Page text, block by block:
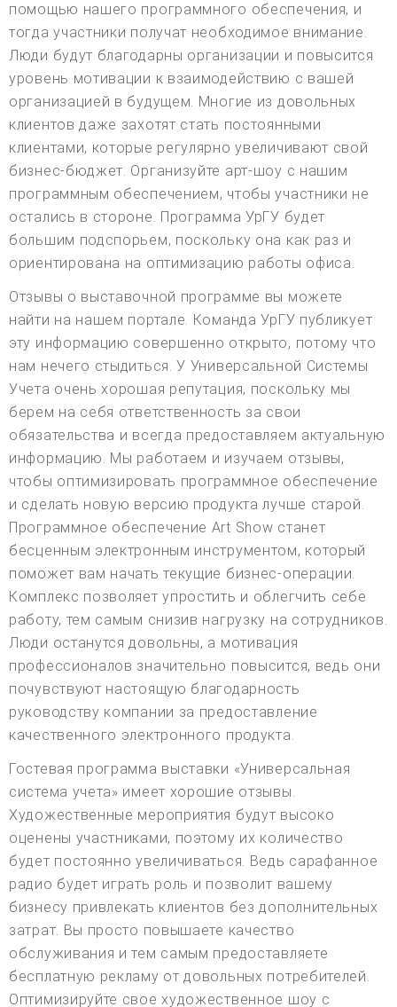
помощью нашего программного обеспечения, и
тогда участники получат необходимое внимание.
Люди будут благодарны организации и повысится
уровень мотивации к взаимодействию с вашей
организацией в будущем. Многие из довольных
клиентов даже захотят стать постоянными
клиентами, которые регулярно увеличивают свой
бизнес-бюджет. Организуйте арт-шоу с нашим
программным обеспечением, чтобы участники не
остались в стороне. Программа УрГУ будет
большим подспорьем, поскольку она как раз и
ориентирована на оптимизацию работы офиса.
Отзывы о выставочной программе вы можете
найти на нашем портале. Команда УрГУ публикует
эту информацию совершенно открыто, потому что
нам нечего стыдиться. У Универсальной Системы
Учета очень хорошая репутация, поскольку мы
берем на себя ответственность за свои
обязательства и всегда предоставляем актуальную
информацию. Мы работаем и изучаем отзывы,
чтобы оптимизировать программное обеспечение
и сделать новую версию продукта лучше старой.
Программное обеспечение Art Show станет
бесценным электронным инструментом, который
поможет вам начать текущие бизнес-операции.
Комплекс позволяет упростить и облегчить себе
работу, тем самым снизив нагрузку на сотрудников.
Люди останутся довольны, а мотивация
профессионалов значительно повысится, ведь они
почувствуют настоящую благодарность
руководству компании за предоставление
качественного электронного продукта.
Гостевая программа выставки «Универсальная
система учета» имеет хорошие отзывы.
Художественные мероприятия будут высоко
оценены участниками, поэтому их количество
будет постоянно увеличиваться. Ведь сарафанное
радио будет играть роль и позволит вашему
бизнесу привлекать клиентов без дополнительных
затрат. Вы просто повышаете качество
обслуживания и тем самым предоставляете
бесплатную рекламу от довольных потребителей.
Оптимизируйте свое художественное шоу с